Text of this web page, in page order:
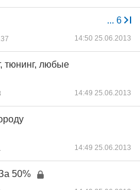
... 6
14:50 25.06.2013
тюнинг, любые
14:49 25.06.2013
14:49 25.06.2013
50%